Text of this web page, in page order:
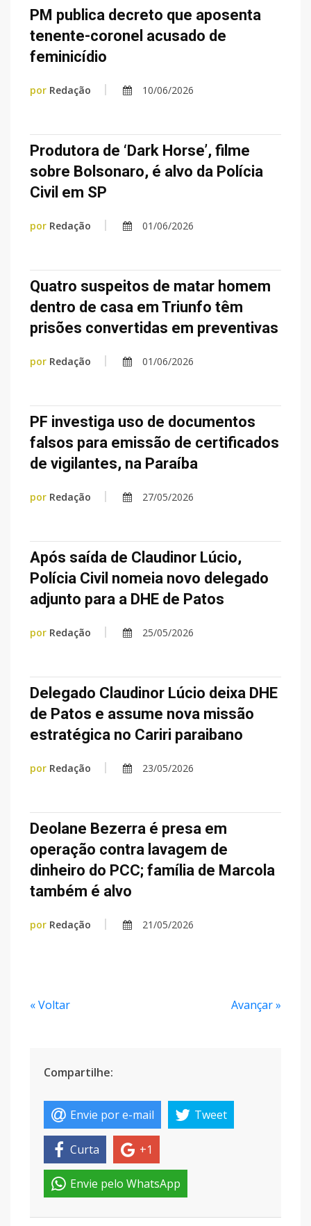
PM publica decreto que aposenta
tenente-coronel acusado de
feminicídio
por Redação 10/06/2026
Produtora de ‘Dark Horse’, filme
sobre Bolsonaro, é alvo da Polícia
Civil em SP
por Redação 01/06/2026
Quatro suspeitos de matar homem
dentro de casa em Triunfo têm
prisões convertidas em preventivas
por Redação 01/06/2026
PF investiga uso de documentos
falsos para emissão de certificados
de vigilantes, na Paraíba
por Redação 27/05/2026
Após saída de Claudinor Lúcio,
Polícia Civil nomeia novo delegado
adjunto para a DHE de Patos
por Redação 25/05/2026
Delegado Claudinor Lúcio deixa DHE
de Patos e assume nova missão
estratégica no Cariri paraibano
por Redação 23/05/2026
Deolane Bezerra é presa em
operação contra lavagem de
dinheiro do PCC; família de Marcola
também é alvo
por Redação 21/05/2026
« Voltar Avançar »
Compartilhe:
Envie por e-mail Tweet
Curta +1
Envie pelo WhatsApp